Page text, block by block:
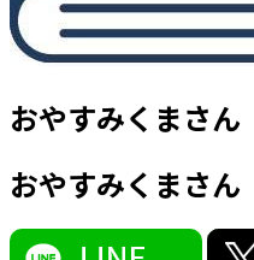
おやすみくまさん
おやすみくまさん